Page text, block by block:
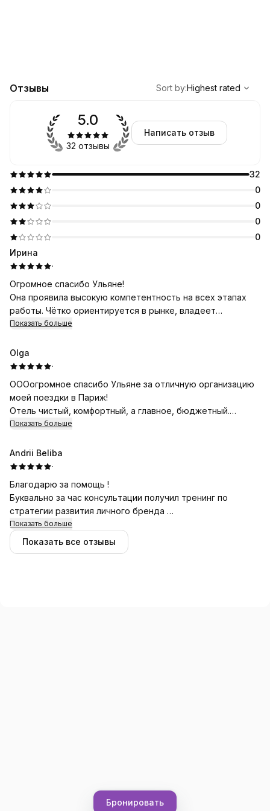
Бронировать
Отзывы
Highest rated
Sort by:Highest rated
32
0
0
0
0
5.0
32 отзывы
Написать отзыв
Ирина
·
Огромное спасибо Ульяне!
Она проявила высокую компетентность на всех этапах
работы. Чётко ориентируется в рынке, владеет
актуальной и ценной для клиента информацией по
прозрачные варианты, объясняла нюансы, помогала
подобрать оптимальное решение с учётом бюджета и
качественно.
Рекомендую как надёжного специалиста.
Показать больше
Olga
·
ОООогромное спасибо Ульяне за отличную организацию
моей поездки в Париж!
Отель чистый, комфортный, а главное, бюджетный.
Продуманная организация экскурсии позволила
дневным Парижем. Безупречное владение французским
позволило благополучно выйти из непредвиденных
своём великолепии. Восторг и благодарность!
Показать больше
Andrii Beliba
·
Благодарю за помощь !
Буквально за час консультации получил тренинг по
стратегии развития личного бренда
Однозначно куплю " Нейрозапуск " и начну внедрять на
практике !))
Показать больше
Показать все отзывы